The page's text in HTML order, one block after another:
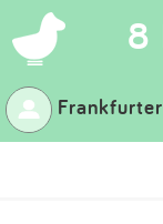
8
Frankfurter